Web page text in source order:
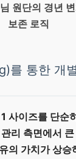
원단의 경년
보존 로직
를 통한 개
사이즈를 단순
리 측면에서
의 가치가 상승